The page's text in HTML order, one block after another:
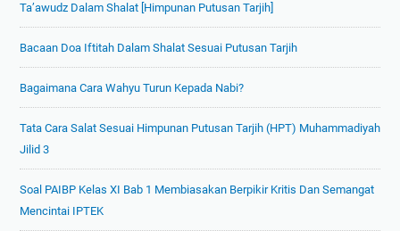
Ta’awudz Dalam Shalat [Himpunan Putusan Tarjih]
Bacaan Doa Iftitah Dalam Shalat Sesuai Putusan Tarjih
Bagaimana Cara Wahyu Turun Kepada Nabi?
Tata Cara Salat Sesuai Himpunan Putusan Tarjih (HPT) Muhammadiyah
Jilid 3
Soal PAIBP Kelas XI Bab 1 Membiasakan Berpikir Kritis Dan Semangat
Mencintai IPTEK